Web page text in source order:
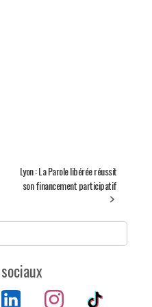
Lyon : La Parole libérée réussit
son financement participatif